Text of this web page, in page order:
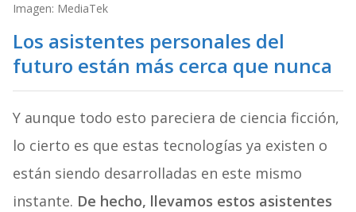
Imagen: MediaTek
Los asistentes personales del
futuro están más cerca que nunca
Y aunque todo esto pareciera de ciencia ficción,
lo cierto es que estas tecnologías ya existen o
están siendo desarrolladas en este mismo
instante. De hecho, llevamos estos asistentes